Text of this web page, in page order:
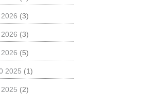
(3)
(3)
(5)
2025 (1)
(2)